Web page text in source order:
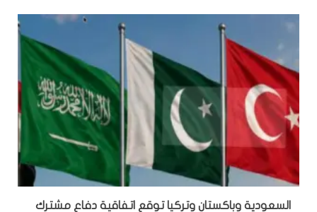
السعودية وباكستان وتركيا توقع اتفاقية دفاع مشترك